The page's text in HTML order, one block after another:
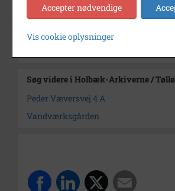
Arkiv
Holbæk-
Lokalarkiv
Kontakt arkivet
Søg videre i Holbæk-Arkiverne /
Peder Væversvej 4 A
Vandværksgården
Accepter nødvendige
Vis cookie oplysninger